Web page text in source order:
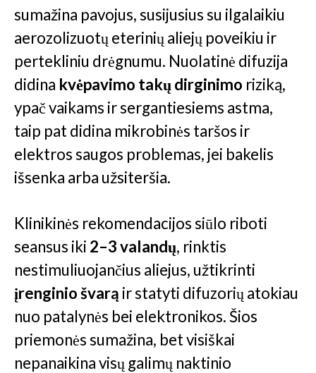
sumažina pavojus, susijusius su ilgalaikiu
aerozolizuotų eterinių aliejų poveikiu ir
pertekliniu drėgnumu. Nuolatinė difuzija
didina kvėpavimo takų dirginimo riziką,
ypač vaikams ir sergantiesiems astma,
taip pat didina mikrobinės taršos ir
elektros saugos problemas, jei bakelis
išsenka arba užsiteršia.
Klinikinės rekomendacijos siūlo riboti
seansus iki 2–3 valandų, rinktis
nestimuliuojančius aliejus, užtikrinti
įrenginio švarą ir statyti difuzorių atokiau
nuo patalynės bei elektronikos. Šios
priemonės sumažina, bet visiškai
nepanaikina visų galimų naktinio